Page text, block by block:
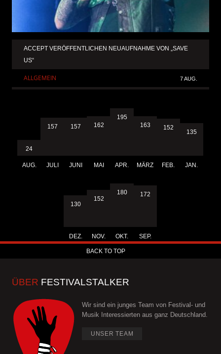
ACCEPT VERÖFFENTLICHEN NEUAUFNAHME VON „SAVE
US“
ALLGEMEIN 7 AUG.
24
AUG.
157
JULI
157
JUNI
162
MAI
195
APR.
163
MÄRZ
152
FEB.
135
JAN.
130
DEZ.
152
NOV.
180
OKT.
172
SEP.
BACK TO TOP
ÜBER FESTIVALSTALKER
Wir sind ein junges Team von Festival- und
Musik Interessierten aus ganz Deutschland.
UNSER TEAM